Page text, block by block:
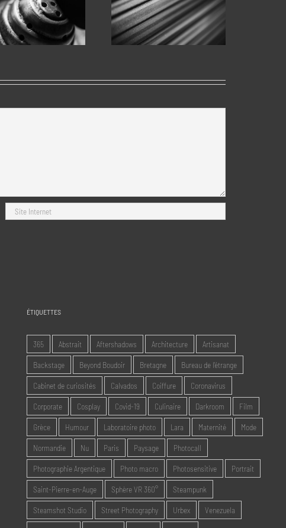
ÉTIQUETTES
365 Abstrait Aftershadows Architecture Artisanat
Backstage Beyond Boudoir Bretagne Bureau de l'étrange
Cabinet de curiosités Calvados Coiffure Coronavirus
Corporate Cosplay Covid-19 Culinaire Darkroom Film
Grèce Humour Laboratoire photo Lara Maternité Mode
Normandie Nu Paris Paysage Photocall
Photographie Argentique Photo macro Photosensitive Portrait
Saint-Pierre-en-Auge Sphère VR 360° Steampunk
Steamshot Studio Street Photography Urbex Venezuela